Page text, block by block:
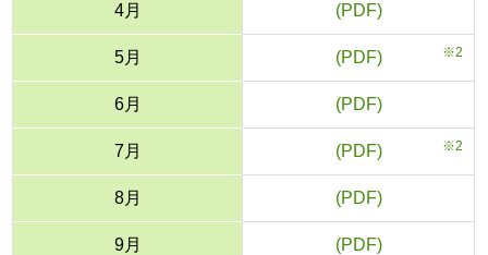
4月 ■
5月 ■ ※2
6月 ■
7月 ■ ※2
8月 ■
9月 ■